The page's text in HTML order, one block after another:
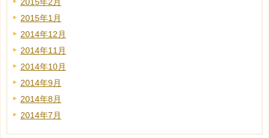
2015年1月
2014年12月
2014年11月
2014年10月
2014年9月
2014年8月
2014年7月